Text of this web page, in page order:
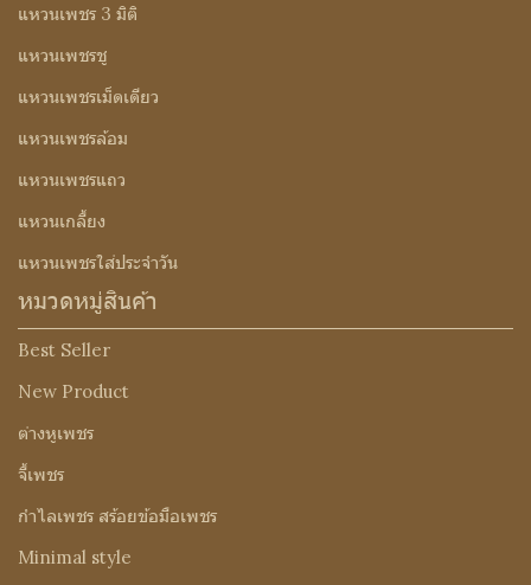
แหวนเพชร 3 มิติ
แหวนเพชรชู
แหวนเพชรเม็ดเดียว
แหวนเพชรล้อม
แหวนเพชรแถว
แหวนเกลี้ยง
แหวนเพชรใส่ประจำวัน
หมวดหมู่สินค้า
Best Seller
New Product
ต่างหูเพชร
จี้เพชร
กำไลเพชร สร้อยข้อมือเพชร
Minimal style